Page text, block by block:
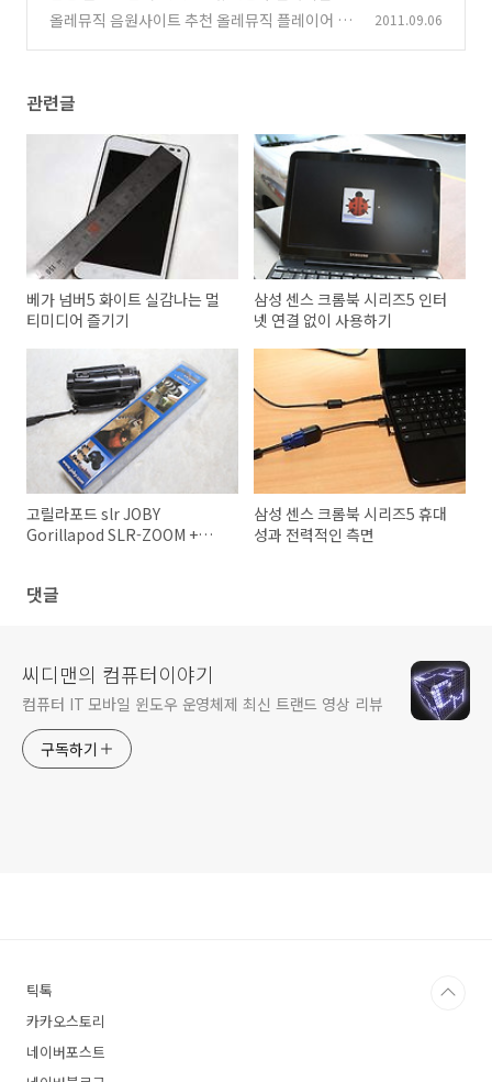
면
(6)
올레뮤직 음원사이트 추천 올레뮤직 플레이어 음
2011.09.06
관련글
베가 넘버5 화이트 실감나는 멀
티미디어 즐기기
삼성 센스 크롬북 시리즈5 인터
넷 연결 없이 사용하기
고릴라포드 slr JOBY
Gorillapod SLR-ZOOM +
삼성 센스 크롬북 시리즈5 휴대
성과 전력적인 측면
댓글
씨디맨의 컴퓨터이야기
컴퓨터 IT 모바일 윈도우 운영체제 최신 트랜드 영상 리뷰
구독하기
틱톡
카카오스토리
네이버포스트